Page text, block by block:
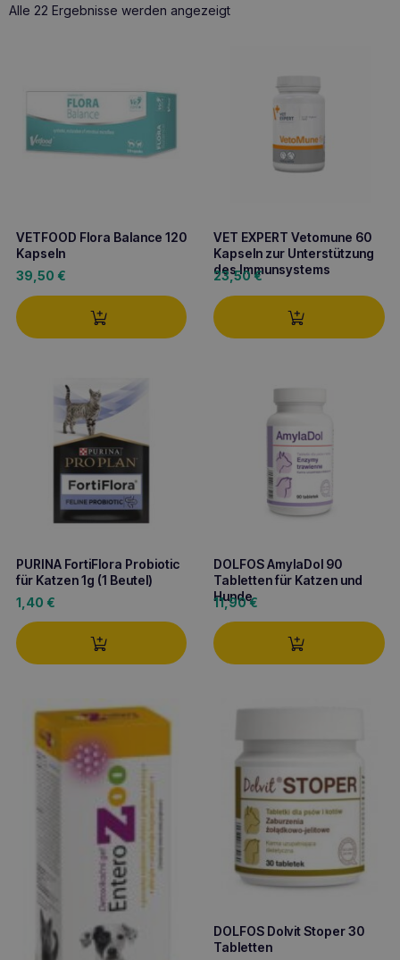
Alle 22 Ergebnisse werden angezeigtNach
VETFOOD Flora Balance 120
Kapseln
39,50 €
VET EXPERT Vetomune 60
Kapseln zur Unterstützung
des Immunsystems
23,50€
PURINA FortiFlora Probiotic
für Katzen 1g (1 Beutel)
1,40 €
DOLFOS AmylaDol 90
Tabletten für Katzen und
Hunde
11,90€
DOLFOS Dolvit Stoper 30
Tabletten